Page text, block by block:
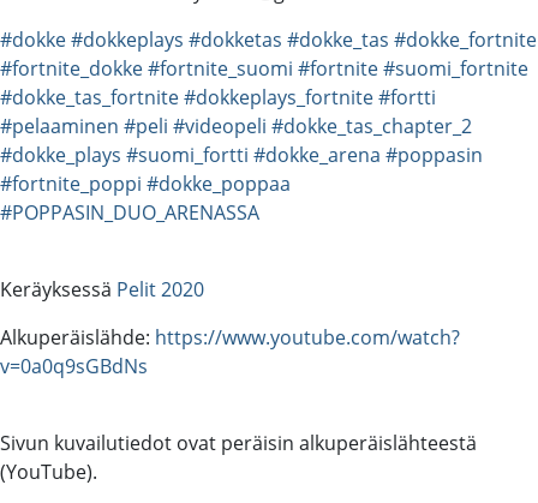
#dokke#dokkeplays #dokketas #dokke_tas #dokke_fortnite
#fortnite_dokke#fortnite_suomi #fortnite#suomi_fortnite
#dokke_tas_fortnite#dokkeplays_fortnite#fortti
#pelaaminen #peli #videopeli #dokke_tas_chapter_2
#dokke_plays #suomi_fortti #dokke_arena #poppasin
#fortnite_poppi #dokke_poppaa
#POPPASIN_DUO_ARENASSA
Keräyksessä Pelit 2020
Alkuperäislähde: https://www.youtube.com/watch?
v=0a0q9sGBdNs
Sivun kuvailutiedot ovat peräisin alkuperäislähteestä
(YouTube).